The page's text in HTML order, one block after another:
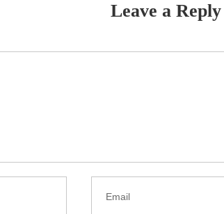
Leave a Reply